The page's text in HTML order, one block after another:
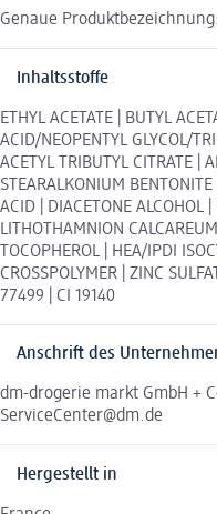
Genaue
Inhaltsstoffe
ETHYL ACETATE | BUTYL
ACID/NEOPENTYL GLYCOL/
ACETYL TRIBUTYL CITRATE |
STEARALKONIUM
ACID | DIACETONE ALCOHOL |
LITHOTHAMNION
TOCOPHEROL | HEA/IPDI
CROSSPOLYMER | ZINC
77499 | CI 19140
Anschrift des
dm-drogerie markt GmbH +
ServiceCenter@dm.de
Hergestellt in